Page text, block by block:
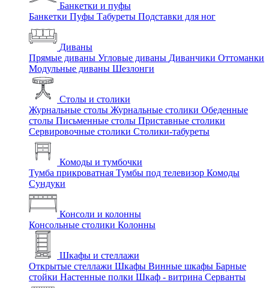
Банкетки и пуфы
Банкетки Пуфы Табуреты Подставки для ног
Диваны
Прямые диваны Угловые диваны Диванчики Оттоманки
Модульные диваны Шезлонги
Столы и столики
Журнальные столы Журнальные столики Обеденные
столы Письменные столы Приставные столики
Сервировочные столики Столики-табуреты
Комоды и тумбочки
Тумба прикроватная Тумбы под телевизор Комоды
Сундуки
Консоли и колонны
Консольные столики Колонны
Шкафы и стеллажи
Открытые стеллажи Шкафы Винные шкафы Барные
стойки Настенные полки Шкаф - витрина Серванты